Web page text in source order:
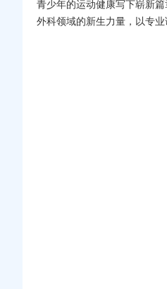
青少年的运动健康写下崭新
外科领域的新生力量，以专